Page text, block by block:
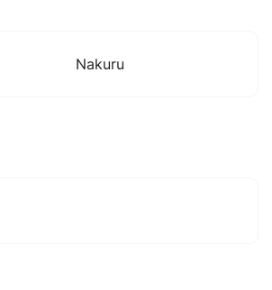
Nakuru